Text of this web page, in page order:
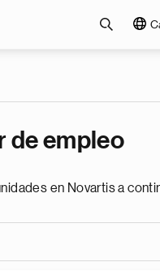
de empleo
en Novartis a